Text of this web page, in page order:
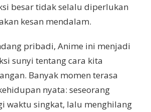
besar tidak selalu diperlukan
kesan mendalam.
pribadi, Anime ini menjadi
sunyi tentang cara kita
Banyak momen terasa
nyata: seseorang
waktu singkat, lalu menghilang